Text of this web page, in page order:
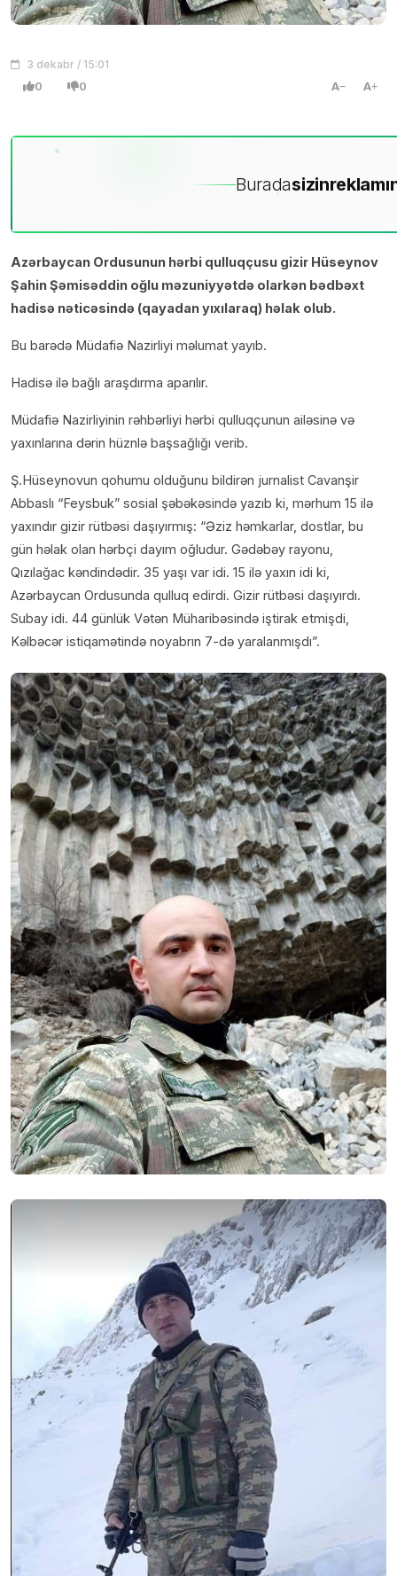
3 dekabr / 15:01
0 0 A A
Buradasizin
Azərbaycan Ordusunun hərbi qulluqçusu gizir Hüseynov
Şahin Şəmisəddin oğlu məzuniyyətdə olarkən bədbəxt
hadisə nəticəsində (qayadan yıxılaraq) həlak olub.
Bu barədə Müdafiə Nazirliyi məlumat yayıb.
Hadisə ilə bağlı araşdırma aparılır.
Müdafiə Nazirliyinin rəhbərliyi hərbi qulluqçunun ailəsinə və
yaxınlarına dərin hüznlə başsağlığı verib.
Ş.Hüseynovun qohumu olduğunu bildirən jurnalist Cavanşir
Abbaslı “Feysbuk” sosial şəbəkəsində yazıb ki, mərhum 15 ilə
yaxındır gizir rütbəsi daşıyırmış: “Əziz həmkarlar, dostlar, bu
gün həlak olan hərbçi dayım oğludur. Gədəbəy rayonu,
Qızılağac kəndindədir. 35 yaşı var idi. 15 ilə yaxın idi ki,
Azərbaycan Ordusunda qulluq edirdi. Gizir rütbəsi daşıyırdı.
Subay idi. 44 günlük Vətən Müharibəsində iştirak etmişdi,
Kəlbəcər istiqamətində noyabrın 7-də yaralanmışdı”.